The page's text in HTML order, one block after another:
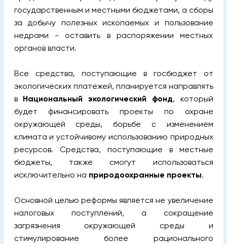
государственным и местными бюджетами, а сборы
за добычу полезных ископаемых и пользование
недрами - оставить в распоряжении местных
органов власти.
Все средства, поступающие в госбюджет от
экологических платежей, планируется направлять
в Национальный экологический фонд, который
будет финансировать проекты по охране
окружающей среды, борьбе с изменением
климата и устойчивому использованию природных
ресурсов. Средства, поступающие в местные
бюджеты, также смогут использоваться
исключительно на природоохранные проекты.
Основной целью реформы является не увеличение
налоговых поступлений, а сокращение
загрязнения окружающей среды и
стимулирование более рационального